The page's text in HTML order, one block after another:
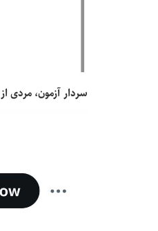
سردار آزمون، مردی